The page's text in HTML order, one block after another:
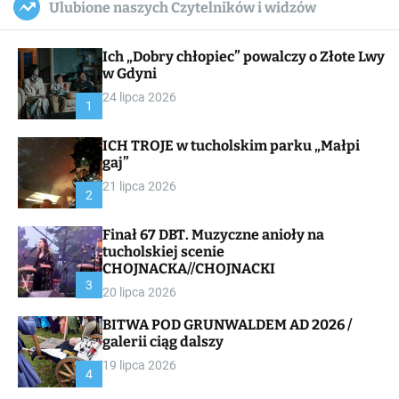
c
a
a
s
W
i
e
l
c
Ulubione naszych Czytelników i widzów
1
Ich „Dobry chłopiec” powalczy o Złote Lwy
w Gdyni
24 lipca 2026
2
ICH TROJE w tucholskim parku „Małpi
gaj”
21 lipca 2026
3
Finał 67 DBT. Muzyczne anioły na
tucholskiej scenie
CHOJNACKA//CHOJNACKI
20 lipca 2026
4
BITWA POD GRUNWALDEM AD 2026 /
galerii ciąg dalszy
19 lipca 2026